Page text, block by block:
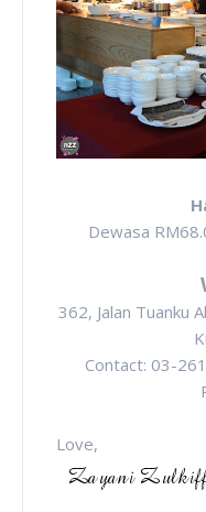
Dewasa
362, Jalan Tuanku
Contact: 03-
Love,